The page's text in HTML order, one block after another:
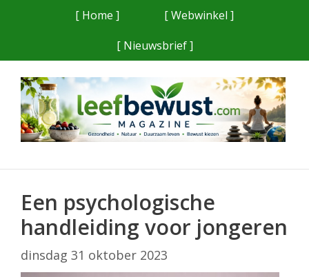
[ Home ]
[ Webwinkel ]
[ Nieuwsbrief ]
Een psychologische
handleiding voor jongeren
dinsdag 31 oktober 2023